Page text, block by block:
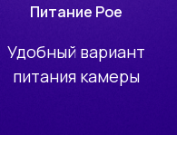
Питание Poe
Удобный вариант
питания камеры